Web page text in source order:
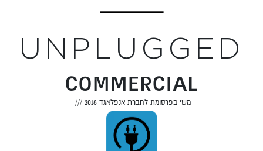
UNPLUGGED
COMMERCIAL
משי בפרסומת לחברת אנפלאגד 2018 ///